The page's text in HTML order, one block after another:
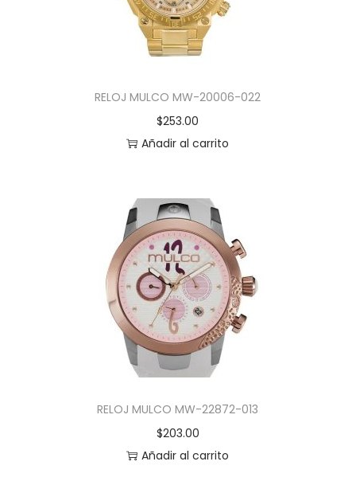
RELOJ MULCO MW-20006-022
$253.00
Añadir al carrito
RELOJ MULCO MW-22872-013
$203.00
Añadir al carrito